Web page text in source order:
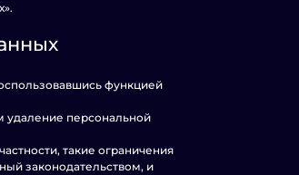
функцией
удаление персональной
такие ограничения
законодательством, и